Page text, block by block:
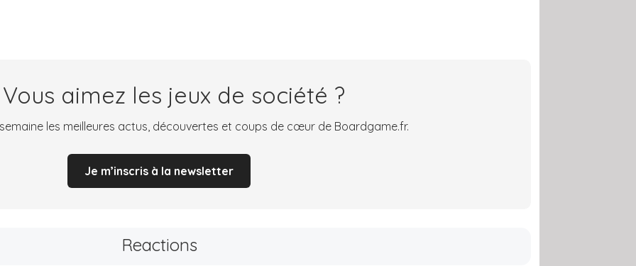
aimez les jeux de société ?
les meilleures actus, découvertes et coups de cœur de Boardgame.fr.
Je m’inscris à la newsletter
Reactions